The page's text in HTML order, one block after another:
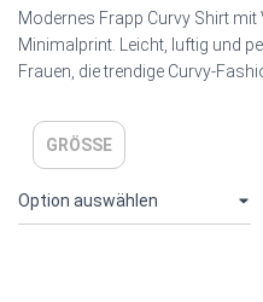
Modernes Frapp Curvy Shirt
Minimalprint. Leicht, luftig und
Frauen, die trendige Curvy-
GRÖSSE